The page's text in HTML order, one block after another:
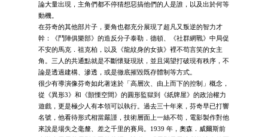
論大量出現，主角們都不停猜想惡搞他們的人是誰，以及出於何等
動機。
在芬奇的其他部片子，要角也都充分展現了超凡又叛逆的智力才
幹：《鬥陣俱樂部》的造反分子泰勒．德頓、《社群網戰》中局促
不安的馬克．祖克柏，以及《龍紋身的女孩》裡不苟言笑的女主
角。三人的共通點就是不斷懷疑現狀，並且渴望打破現有秩序，不
論是透過建構、滲透，或是徹底摧毀既存體制等方式。
很少有導演像芬奇如此著迷於「高層次、由上而下的控制」概念，
從《異形3》和《顫慄空間》的圓形監獄到《紙牌屋》的政治權力
遊戲，更是極少人有本領可以執行。過去三十年來，芬奇早已打響
名號，他看待形式相當嚴謹，技術層面上一絲不苟，電影製作對他
來說是場失之毫釐、差之千里的賽局。1939 年，奧森．威爾斯前